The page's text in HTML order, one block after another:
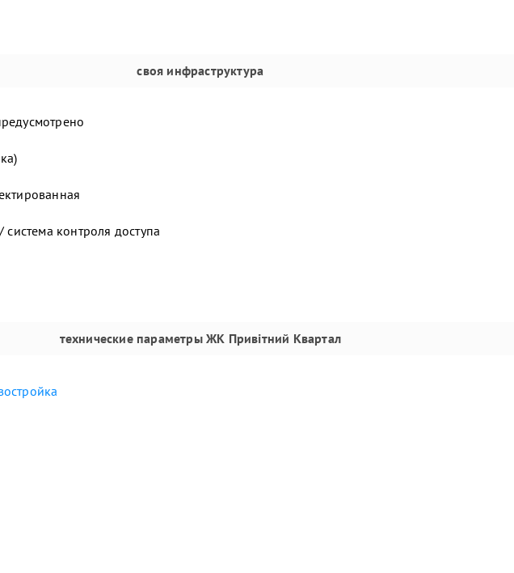
своя инфраструктура
контроля доступа
технические параметрыЖК Привітний Квартал